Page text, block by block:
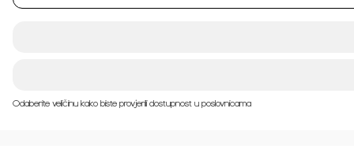
Odaberite veličinu kako biste provjerili dostupnost u poslovnicama